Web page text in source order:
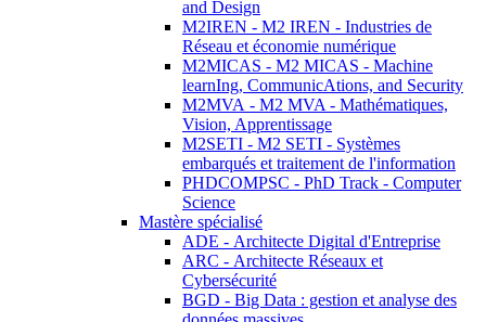
and Design
M2IREN - M2 IREN - Industries de
Réseau et économie numérique
M2MICAS - M2 MICAS - Machine
learnIng, CommunicAtions, and Security
M2MVA - M2 MVA - Mathématiques,
Vision, Apprentissage
M2SETI - M2 SETI - Systèmes
embarqués et traitement de l'information
PHDCOMPSC - PhD Track - Computer
Science
Mastère spécialisé
ADE - Architecte Digital d'Entreprise
ARC - Architecte Réseaux et
Cybersécurité
BGD - Big Data : gestion et analyse des